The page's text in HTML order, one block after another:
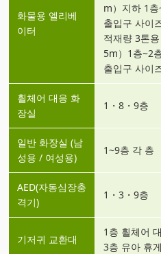
화물용 엘리베
이터
m）지하 1
출입구 사이
적재량 3톤
5m）1층~2
출입구 사이
휠체어 대응 화
장실
1・8・9층
일반 화장실 (남
성용 / 여성용)
1~9층 각 층
AED(자동심장충
격기)
1・3・9층
기저귀 교환대
1층 휠체어
3층 유아 휴